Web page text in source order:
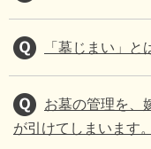
「墓じまい」と
お墓の管理を、
が引けてしまいます。